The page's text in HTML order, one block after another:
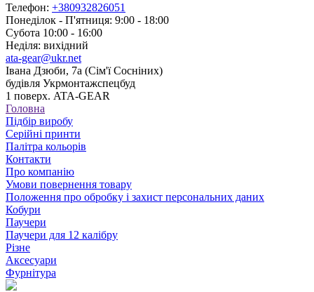
Телефон: +380932826051
Понеділок - П'ятниця: 9:00 - 18:00
Субота 10:00 - 16:00
Неділя: вихідний
ata-gear@ukr.net
Івана Дзюби, 7а (Сім'ї Сосніних)
будівля Укрмонтажспецбуд
1 поверх. ATA-GEAR
Головна
Підбір виробу
Серійні принти
Палітра кольорів
Контакти
Про компанію
Умови повернення товару
Положення про обробку і захист персональних даних
Кобури
Паучери
Паучери для 12 калібру
Різне
Аксесуари
Фурнітура